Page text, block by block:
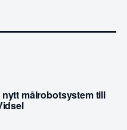
nytt målrobotsystem till